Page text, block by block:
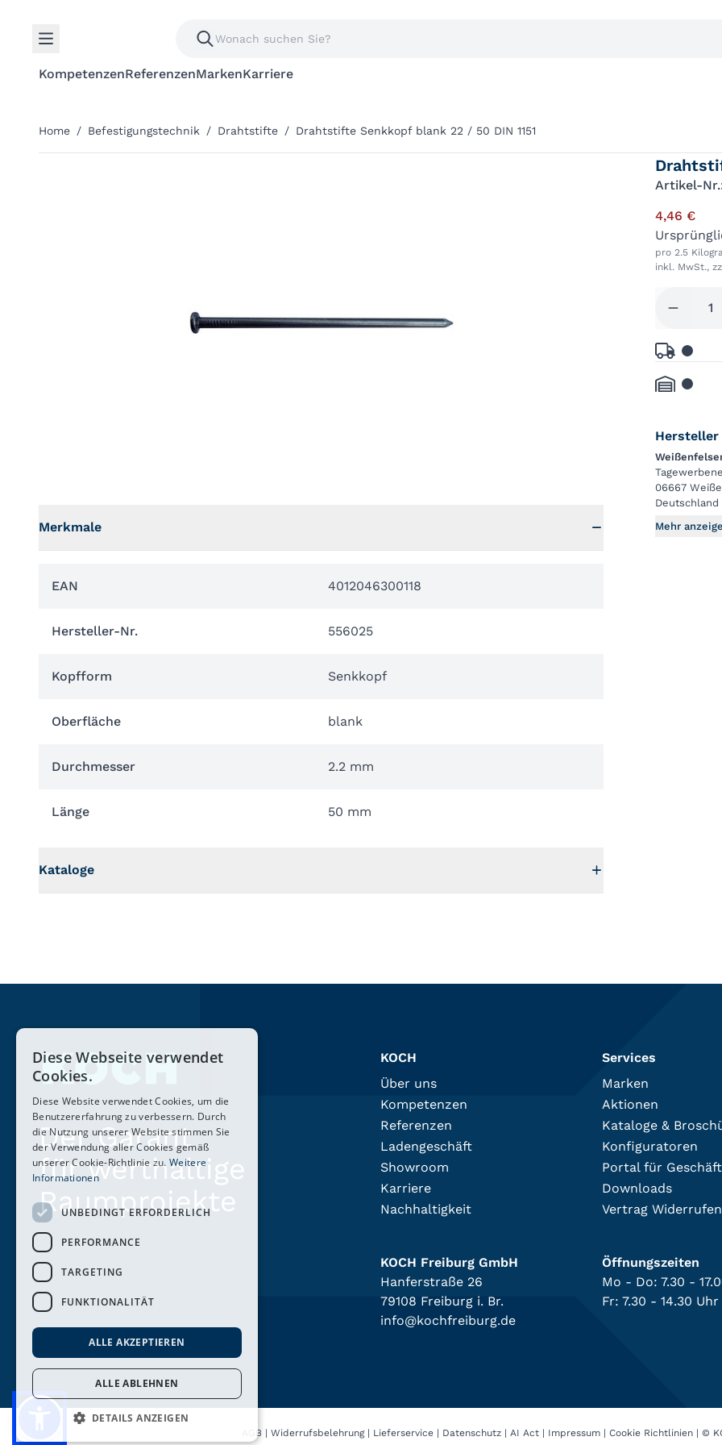
KompetenzenReferenzenMarkenKarriere
Home / Befestigungstechnik / Drahtstifte / Drahtstifte Senkkopf blank 22 / 50 DIN 1151
Artikel-
4,46 €
pro 2.5
inkl. MwSt.,
Hersteller
06667
Deutschland
Mehr
Merkmale
EAN 4012046300118
Hersteller-Nr. 556025
Kopfform Senkkopf
Oberfläche blank
Durchmesser 2.2 mm
Länge 50 mm
Kataloge
Der Garant
für werthaltige
Raumprojekte
KOCH
Über uns
Kompetenzen
Referenzen
Ladengeschäft
Showroom
Karriere
Nachhaltigkeit
Services
Marken
Aktionen
Kataloge &
Konfiguratoren
Portal für
Downloads
Vertrag Widerrufen
KOCH Freiburg GmbH
Hanferstraße 26
79108 Freiburg i. Br.
info@kochfreiburg.de
Öffnungszeiten
Mo - Do: 7.30 -
Fr: 7.30 - 14.30 Uhr
AGB | Widerrufsbelehrung| Lieferservice | Datenschutz | AI Act | Impressum | Cookie Richtlinien | ©
Diese Webseite verwendet
Cookies.
Diese Website verwendet Cookies, um die
Benutzererfahrung zu verbessern. Durch
die Nutzung unserer Website stimmen Sie
der Verwendung aller Cookies gemäß
unserer Cookie-Richtlinie zu.Weitere
Informationen
UNBEDINGT ERFORDERLICH
PERFORMANCE
TARGETING
FUNKTIONALITÄT
ALLE AKZEPTIEREN
ALLE ABLEHNEN
DETAILS ANZEIGEN